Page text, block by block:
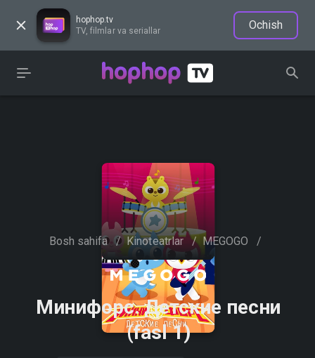
hophop.tv
TV, filmlar va seriallar
Ochish
Bosh sahifa / Kinoteatrlar / MEGOGO /
Минифорс. Детские песни
(fasl 1)